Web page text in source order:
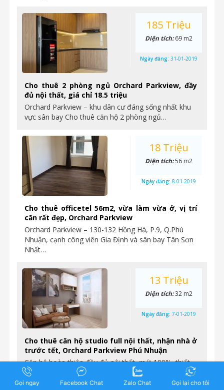
Cho thuê 2 phòng ngủ Orchard Parkview, đầy
đủ nội thất, giá chỉ 18.5 triệu
Orchard Parkview – khu dân cư đáng sống nhất khu
vực sân bay Cho thuê căn hộ 2 phòng ngủ…
185 Triệu
Diện tích:69 m2
Ngày đăng: 31-01-2019
Cho thuê officetel 56m2, vừa làm vừa ở, vị trí
căn rất đẹp, Orchard Parkview
Orchard Parkview – 130-132 Hồng Hà, P.9, Q.Phú
Nhuận, cạnh công viên Gia Định và sân bay Tân Sơn
Nhất…
18 Triệu
Diện tích:56 m2
Ngày đăng: 8-01-2019
Cho thuê căn hộ studio full nội thất, nhận nhà ở
trước tết, Orchard Parkview Phú Nhuận
Căn hộ hoàn thiện đầy đủ nội thất, mới 100%, thiết
kế hợp lý mang lại không gian rộng rãi…
13 Triệu
Diện tích:32 m2
Ngày đăng: 7-01-2019
Gọi ngay Facebook Chat Zalo Chat Gọi lại cho tôi